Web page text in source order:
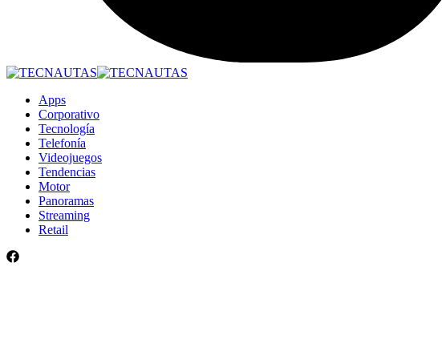
Apps
Corporativo
Tecnología
Telefonía
Videojuegos
Tendencias
Motor
Panoramas
Streaming
Retail